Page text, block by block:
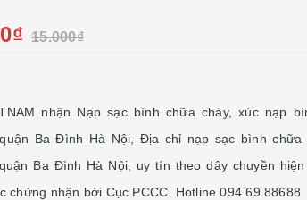
15.000₫
nhận Nạp sạc bình chữa cháy, xúc nạp
Ba Đình Hà Nội, Địa chỉ nạp sạc bình chữa
Ba Đình Hà Nội, uy tín theo dây chuyền
chứng nhận bởi Cục PCCC. Hotline 094.69.88688